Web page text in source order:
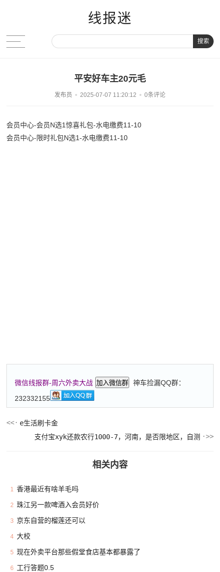
线报迷
搜索
平安好车主20元毛
发布员 2025-07-07 11:20:12 0条评论
会员中心-会员N选1惊喜礼包-水电缴费11-10
会员中心-限时礼包N选1-水电缴费11-10
微信线报群-周六外卖大战 加入微信群
神车捡漏QQ群：
232332155
e生活刷卡金
支付宝xyk还款农行1000-7，河南，是否限地区，自测
相关内容
1 香港最近有啥羊毛吗
2 珠江另一款啤酒入会员好价
3 京东自营的榴莲还可以
4 大校
5 现在外卖平台那些假堂食店基本都暴露了
6 工行答题0.5